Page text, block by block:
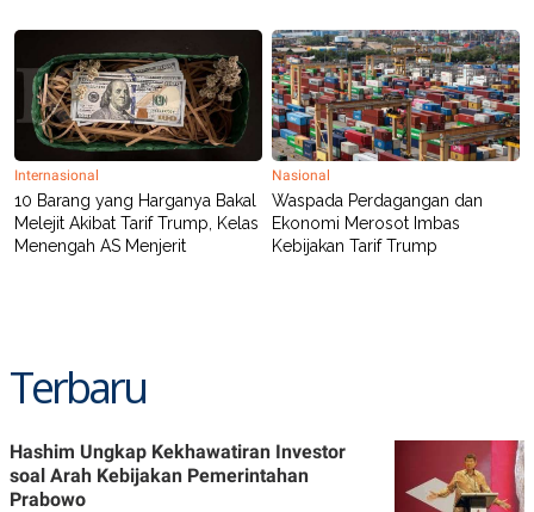
A
P
E
V
E
R
T
S
N
G
A
Internasional
10 Barang yang Harganya Bakal
Melejit Akibat Tarif Trump, Kelas
Menengah AS Menjerit
Nasional
Waspada Perdagangan dan
Ekonomi Merosot Imbas
Kebijakan Tarif Trump
Terbaru
Hashim Ungkap Kekhawatiran Investor
soal Arah Kebijakan Pemerintahan
Prabowo